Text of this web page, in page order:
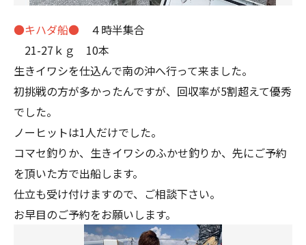
●キハダ船● ４時半集合
21-27ｋｇ 10本
生きイワシを仕込んで南の沖へ行って来ました。
初挑戦の方が多かったんですが、回収率が5割超えて優秀
でした。
ノーヒットは1人だけでした。
コマセ釣りか、生きイワシのふかせ釣りか、先にご予約
を頂いた方で出船します。
仕立も受け付けますので、ご相談下さい。
お早目のご予約をお願いします。